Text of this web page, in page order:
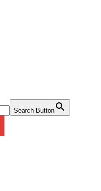
Search Button